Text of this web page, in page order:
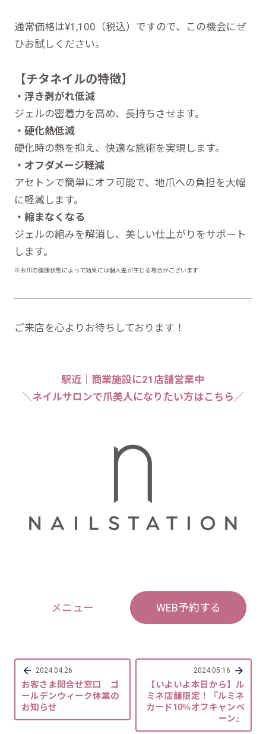
通常価格は¥1,100（税込）ですので、この機会にぜ
ひお試しください。
【チタネイルの特徴】
・浮き剥がれ低減
ジェルの密着力を高め、長持ちさせます。
・硬化熱低減
硬化時の熱を抑え、快適な施術を実現します。
・オフダメージ軽減
アセトンで簡単にオフ可能で、地爪への負担を大幅
に軽減します。
・縮まなくなる
ジェルの縮みを解消し、美しい仕上がりをサポート
します。
※お爪の健康状態によって効果には個人差が生じる場合がございます
ご来店を心よりお待ちしております！
駅近｜商業施設に21店舗営業中
＼ネイルサロンで爪美人になりたい方はこちら／
メニュー WEB予約する
2024.04.26
お客さま問合せ窓口 ゴ
ールデンウィーク休業の
お知らせ
【いよいよ本日から】ル
ミネ店舗限定！『ルミネ
カード10％オフキャンペ
ーン』
2024.05.16